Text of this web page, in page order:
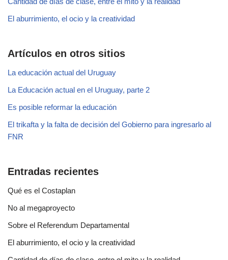
El aburrimiento, el ocio y la creatividad
Artículos en otros sitios
La educación actual del Uruguay
La Educación actual en el Uruguay, parte 2
Es posible reformar la educación
El trikafta y la falta de decisión del Gobierno para ingresarlo al
FNR
Entradas recientes
Qué es el Costaplan
No al megaproyecto
Sobre el Referendum Departamental
El aburrimiento, el ocio y la creatividad